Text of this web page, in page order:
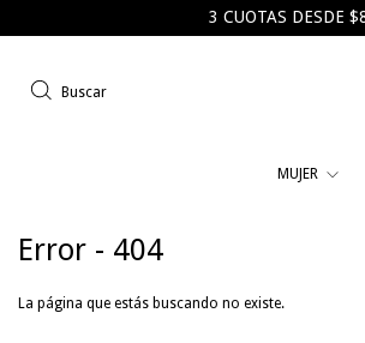
3 CUOTAS DESDE $82.000
Buscar
MUJER
Error - 404
La página que estás buscando no existe.